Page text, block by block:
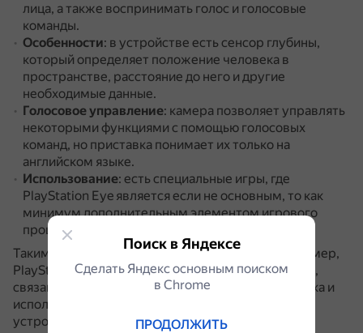
лица, а также воспринимать голос и голосовые
команды.
Особенности: в устройстве есть сенсор глубины,
который определяет положение человека в
пространстве, расстояние до него и другие
необходимые данные.
Голосовое управление: камера позволяет управлять
некоторыми функциями с помощью голосовых
команд, но приставка понимает их только на
английском языке.
Использование: есть специальные игры, где
PlayStation Eye является если не основным, то как
минимум дополнительным элементом игрового
процесса.
Таким образом, в отличие от обычных игровых камер,
PlayStation Eye имеет более широкий функционал,
связанный с интеграцией игры и реальности игрока и
использованием специальных возможностей
устройства.
Поиск в Яндексе
Сделать Яндекс основным поиском
в Сhrome
ПРОДОЛЖИТЬ